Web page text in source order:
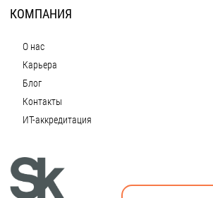
КОМПАНИЯ
О нас
Карьера
Блог
Контакты
ИТ-аккредитация